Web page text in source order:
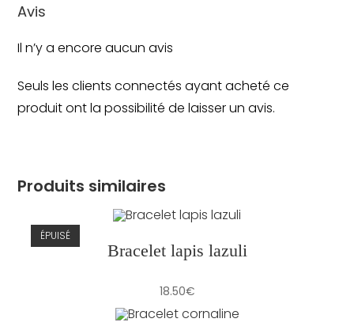
Avis
Il n’y a encore aucun avis
Seuls les clients connectés ayant acheté ce
produit ont la possibilité de laisser un avis.
Produits similaires
ÉPUISÉ
Bracelet lapis lazuli
18.50€